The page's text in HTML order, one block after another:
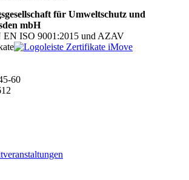
für Umweltschutz und
mbH
EN ISO 9001:2015 und AZAV
60